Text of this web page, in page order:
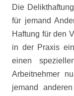
Die
für jemand
Haftung für den
in der Praxis
einen
Arbeitnehmer
jemand